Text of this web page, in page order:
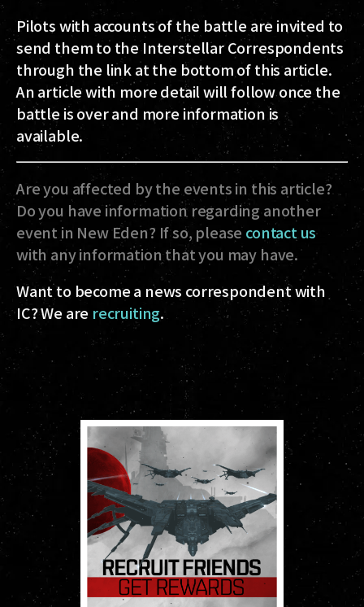
Pilots with accounts of the battle are invited to
send them to the Interstellar Correspondents
through the link at the bottom of this article.
An article with more detail will follow once the
battle is over and more information is
available.
Are you affected by the events in this article?
Do you have information regarding another
event in New Eden? If so, pleasecontact us
with any information that you may have.
Want to become a news correspondent with
IC? We are recruiting.